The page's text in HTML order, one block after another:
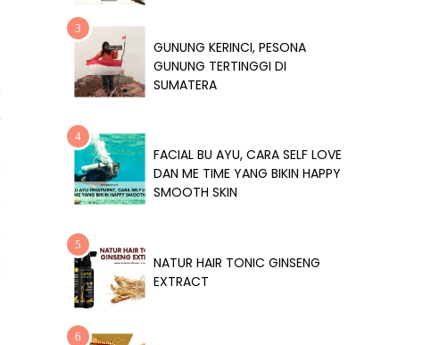
GUNUNG KERINCI, PESONA
GUNUNG TERTINGGI DI
SUMATERA
FACIAL BU AYU, CARA SELF LOVE
DAN ME TIME YANG BIKIN HAPPY
SMOOTH SKIN
NATUR HAIR TONIC GINSENG
EXTRACT